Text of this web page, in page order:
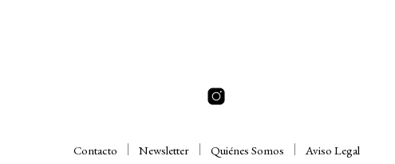
Contacto Newsletter Quiénes Somos Aviso Legal